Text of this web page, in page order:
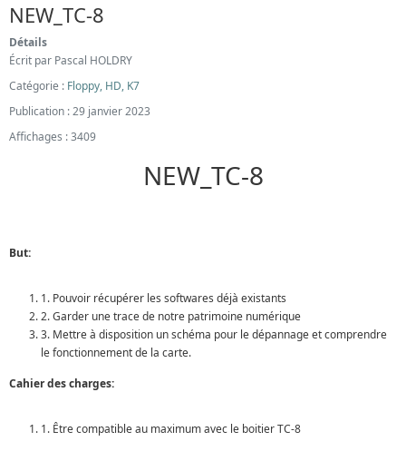
NEW_TC-8
Détails
Écrit par Pascal HOLDRY
Catégorie : Floppy, HD, K7
Publication : 29 janvier 2023
Affichages : 3409
NEW_TC-8
But:
1. Pouvoir récupérer les softwares déjà existants
2. Garder une trace de notre patrimoine numérique
3. Mettre à disposition un schéma pour le dépannage et comprendre
le fonctionnement de la carte.
Cahier des charges:
1. Être compatible au maximum avec le boitier TC-8